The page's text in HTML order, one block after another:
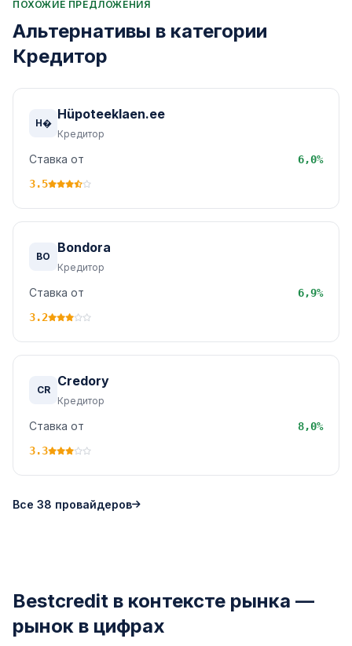
ПОХОЖИЕ ПРЕДЛОЖЕНИЯ
Альтернативы в категории
Кредитор
H�
Hüpoteeklaen.ee
Кредитор
Ставка от
6,0%
3.5
BO
Bondora
Кредитор
Ставка от
6,9%
3.2
CR
Credory
Кредитор
Ставка от
8,0%
3.3
Все 38 провайдеров
Bestcredit в контексте рынка —
рынок в цифрах